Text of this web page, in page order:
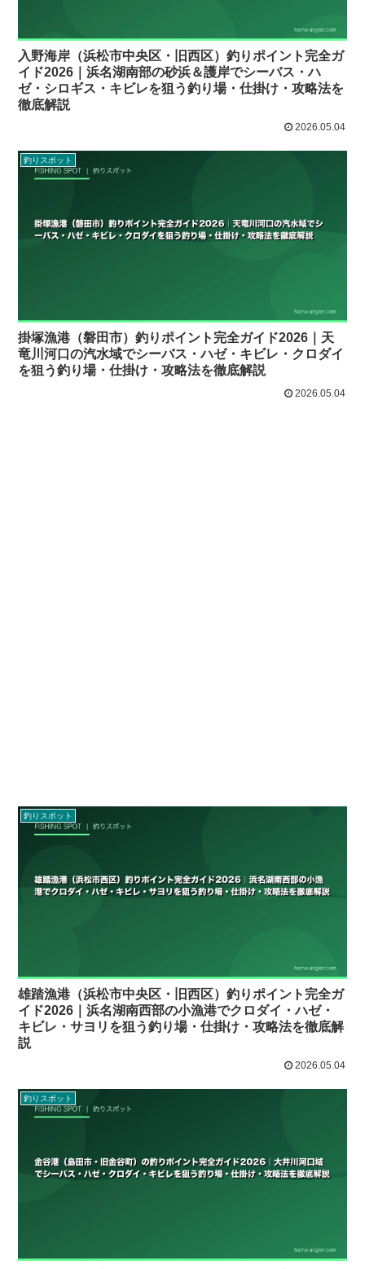
入野海岸（浜松市中央区・旧西区）釣りポイント完全ガ
イド2026｜浜名湖南部の砂浜＆護岸でシーバス・ハ
ゼ・シロギス・キビレを狙う釣り場・仕掛け・攻略法を
徹底解説
2026.05.04
釣りスポット
掛塚漁港（磐田市）釣りポイント完全ガイド2026｜天
竜川河口の汽水域でシーバス・ハゼ・キビレ・クロダイ
を狙う釣り場・仕掛け・攻略法を徹底解説
2026.05.04
釣りスポット
雄踏漁港（浜松市中央区・旧西区）釣りポイント完全ガ
イド2026｜浜名湖南西部の小漁港でクロダイ・ハゼ・
キビレ・サヨリを狙う釣り場・仕掛け・攻略法を徹底解
説
2026.05.04
釣りスポット